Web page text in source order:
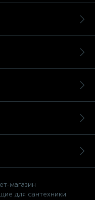
магазин
для сантехники